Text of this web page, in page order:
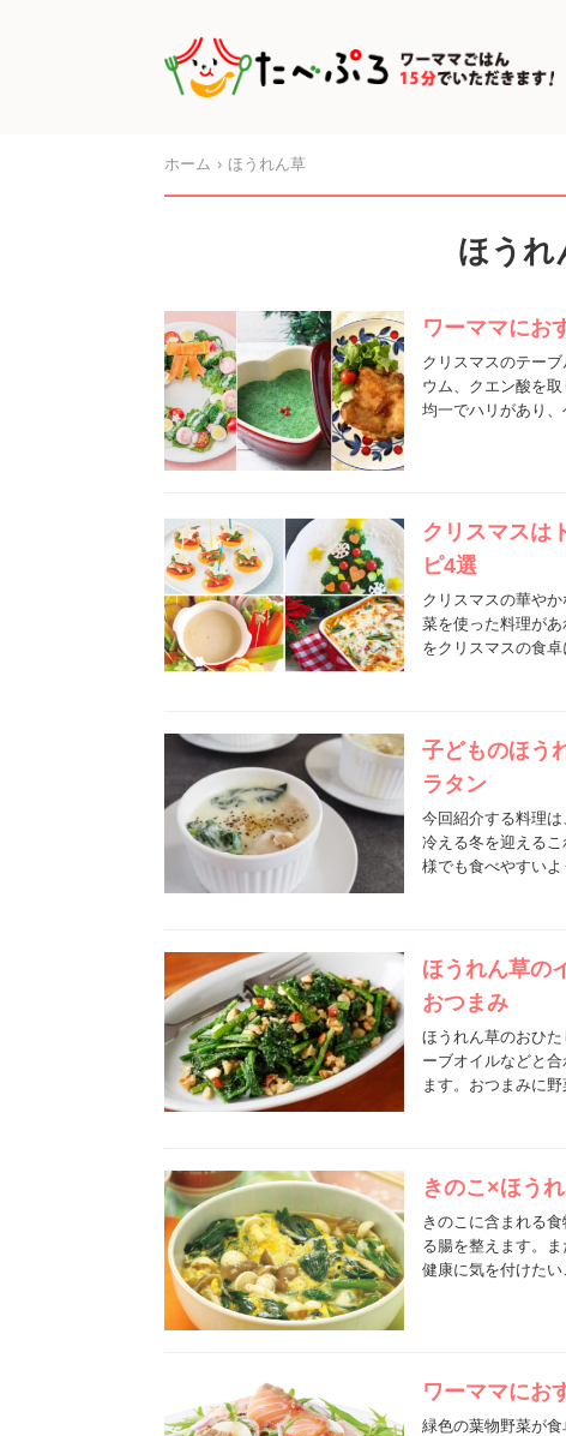
ホーム ほうれん草
ほうれ
ワーママにお
クリスマスのテー
ウム、クエン酸を
均一でハリがあり
クリスマスは
ピ4選
クリスマスの華や
菜を使った料理が
をクリスマスの食
子どものほう
ラタン
今回紹介する料理
冷える冬を迎える
様でも食べやすい
ほうれん草の
おつまみ
ほうれん草のおひ
ーブオイルなどと
ます。おつまみに
きのこ×ほう
きのこに含まれる
る腸を整えます。
健康に気を付けた
ワーママにお
緑色の葉物野菜が